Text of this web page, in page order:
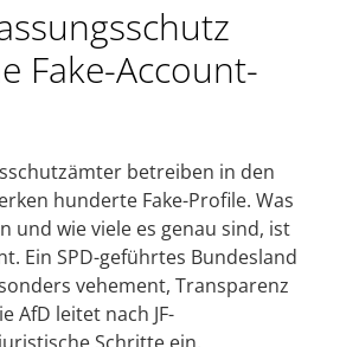
Fake-Account-
betreiben in den
hunderte Fake-Profile. Was
und wie viele es genau sind, ist
Ein SPD-geführtes Bundesland
vehement, Transparenz
AfD leitet nach JF-